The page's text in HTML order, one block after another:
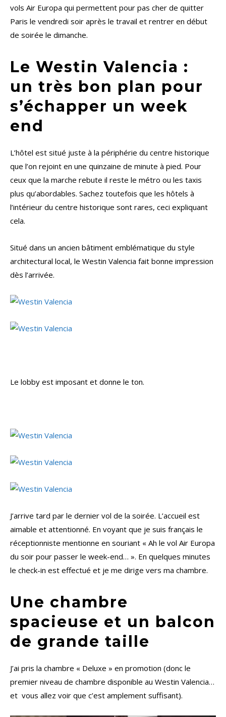
vols Air Europa qui permettent pour pas cher de quitter
Paris le vendredi soir après le travail et rentrer en début
de soirée le dimanche.
Le Westin Valencia :
un très bon plan pour
s’échapper un week
end
L’hôtel est situé juste à la périphérie du centre historique
que l’on rejoint en une quinzaine de minute à pied. Pour
ceux que la marche rebute il reste le métro ou les taxis
plus qu’abordables. Sachez toutefois que les hôtels à
l’intérieur du centre historique sont rares, ceci expliquant
cela.
Situé dans un ancien bâtiment emblématique du style
architectural local, le Westin Valencia fait bonne impression
dès l’arrivée.
Le lobby est imposant et donne le ton.
J’arrive tard par le dernier vol de la soirée. L’accueil est
aimable et attentionné. En voyant que je suis français le
réceptionniste mentionne en souriant « Ah le vol Air Europa
du soir pour passer le week-end… ». En quelques minutes
le check-in est effectué et je me dirige vers ma chambre.
Une chambre
spacieuse et un balcon
de grande taille
J’ai pris la chambre « Deluxe » en promotion (donc le
premier niveau de chambre disponible au Westin Valencia…
et vous allez voir que c’est amplement suffisant).